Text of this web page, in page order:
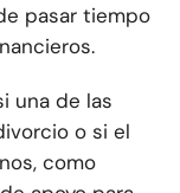
pasar tiempo
una de las
o si el
como